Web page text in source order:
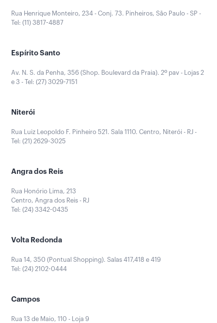
Rua Henrique Monteiro, 234 - Conj. 73. Pinheiros, São Paulo - SP -
Tel: (11) 3817-4887
Espírito Santo
Av. N. S. da Penha, 356 (Shop. Boulevard da Praia). 2º pav - Lojas 2
e 3 - Tel: (27) 3029-7151
Niterói
Rua Luiz Leopoldo F. Pinheiro 521. Sala 1110. Centro, Niterói - RJ -
Tel: (21) 2629-3025
Angra dos Reis
Rua Honório Lima, 213
Centro, Angra dos Reis - RJ
Tel: (24) 3342-0435
Volta Redonda
Rua 14, 350 (Pontual Shopping). Salas 417,418 e 419
Tel: (24) 2102-0444
Campos
Rua 13 de Maio, 110 - Loja 9